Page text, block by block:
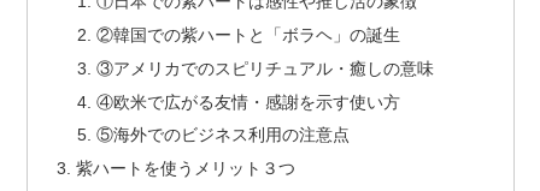
②韓国での紫ハートと「ボラヘ」の誕生
③アメリカでのスピリチュアル・癒しの意味
④欧米で広がる友情・感謝を示す使い方
⑤海外でのビジネス利用の注意点
紫ハートを使うメリット３つ